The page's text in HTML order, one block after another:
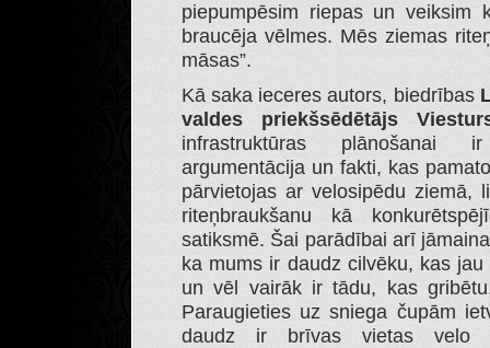
piepumpēsim riepas un veiksim
braucēja vēlmes. Mēs ziemas
māsas”.
Kā saka ieceres autors, biedrības
valdes priekšsēdētājs
infrastruktūras plānošanai
argumentācija un fakti, kas
pārvietojas ar velosipēdu ziemā,
riteņbraukšanu kā
satiksmē. Šai parādībai arī
ka mums ir daudz cilvēku, kas
un vēl vairāk ir tādu, kas
Paraugieties uz sniega čupām
daudz ir brīvas vietas velo